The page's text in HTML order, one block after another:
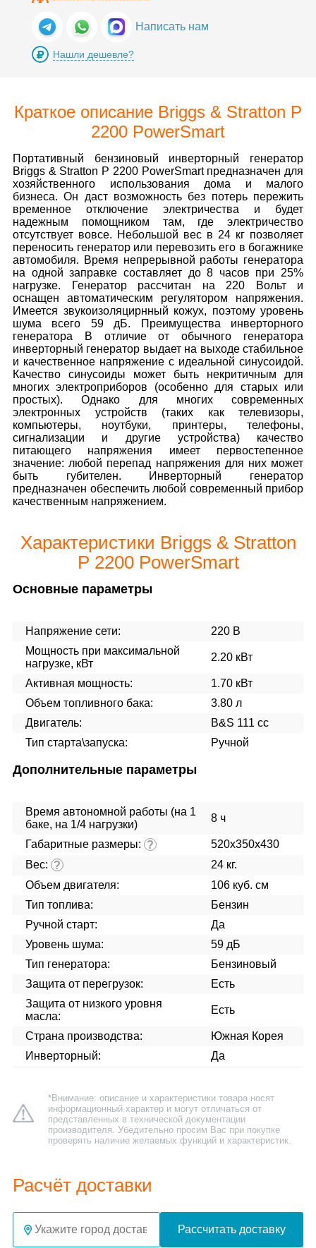
Написать нам
Нашли дешевле?
Краткое описание Briggs & Stratton P
2200 PowerSmart
Портативный бензиновый инверторный генератор
Briggs & Stratton P 2200 PowerSmart предназначен для
хозяйственного использования дома и малого
бизнеса. Он даст возможность без потерь пережить
временное отключение электричества и будет
надежным помощником там, где электричество
отсутствует вовсе. Небольшой вес в 24 кг позволяет
переносить генератор или перевозить его в богажнике
автомобиля. Время непрерывной работы генератора
на одной заправке составляет до 8 часов при 25%
нагрузке. Генератор рассчитан на 220 Вольт и
оснащен автоматическим регулятором напряжения.
Имеется звукоизоляцирнный кожух, поэтому уровень
шума всего 59 дБ. Преимущества инверторного
генератора В отличие от обычного генератора
инверторный генератор выдает на выходе стабильное
и качественное напряжение с идеальной синусоидой.
Качество синусоиды может быть некритичным для
многих электроприборов (особенно для старых или
простых). Однако для многих современных
электронных устройств (таких как телевизоры,
компьютеры, ноутбуки, принтеры, телефоны,
сигнализации и другие устройства) качество
питающего напряжения имеет первостепенное
значение: любой перепад напряжения для них может
быть губителен. Инверторный генератор
предназначен обеспечить любой современный прибор
качественным напряжением.
Характеристики Briggs & Stratton
P 2200 PowerSmart
Основные параметры
Напряжение сети:
220 В
Мощность при максимальной
нагрузке, кВт
2.20 кВт
Активная мощность:
1.70 кВт
Объем топливного бака:
3.80 л
Двигатель:
B&S 111 cc
Тип старта\запуска:
Ручной
Дополнительные параметры
Время автономной работы (на 1
баке, на 1/4 нагрузки)
8 ч
Габаритные размеры: ?
520х350х430
Вес: ?
24 кг.
Объем двигателя:
106 куб. см
Тип топлива:
Бензин
Ручной старт:
Да
Уровень шума:
59 дБ
Тип генератора:
Бензиновый
Защита от перегрузок:
Есть
Защита от низкого уровня
масла:
Есть
Страна производства:
Южная Корея
Инверторный:
Да
*Внимание: описание и характеристики товара носят
информационный характер и могут отличаться от
представленных в технической документации
производителя. Убедительно просим Вас при покупке
проверять наличие желаемых функций и характеристик.
Расчёт доставки
Рассчитать доставку